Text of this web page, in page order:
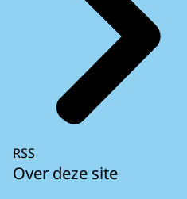
RSS
Over deze site